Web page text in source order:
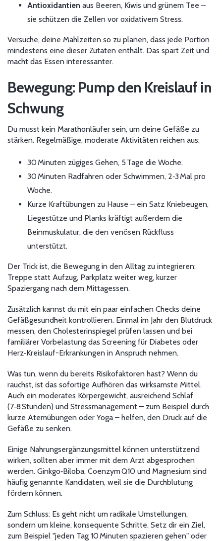
Antioxidantien aus Beeren, Kiwis und grünem Tee –
sie schützen die Zellen vor oxidativem Stress.
Versuche, deine Mahlzeiten so zu planen, dass jede Portion
mindestens eine dieser Zutaten enthält. Das spart Zeit und
macht das Essen interessanter.
Bewegung: Pump den Kreislauf in
Schwung
Du musst kein Marathonläufer sein, um deine Gefäße zu
stärken. Regelmäßige, moderate Aktivitäten reichen aus:
30 Minuten zügiges Gehen, 5 Tage die Woche.
30 Minuten Radfahren oder Schwimmen, 2‑3 Mal pro
Woche.
Kurze Kraftübungen zu Hause – ein Satz Kniebeugen,
Liegestütze und Planks kräftigt außerdem die
Beinmuskulatur, die den venösen Rückfluss
unterstützt.
Der Trick ist, die Bewegung in den Alltag zu integrieren:
Treppe statt Aufzug, Parkplatz weiter weg, kurzer
Spaziergang nach dem Mittagessen.
Zusätzlich kannst du mit ein paar einfachen Checks deine
Gefäßgesundheit kontrollieren. Einmal im Jahr den Blutdruck
messen, den Cholesterinspiegel prüfen lassen und bei
familiärer Vorbelastung das Screening für Diabetes oder
Herz‑Kreislauf-Erkrankungen in Anspruch nehmen.
Was tun, wenn du bereits Risikofaktoren hast? Wenn du
rauchst, ist das sofortige Aufhören das wirksamste Mittel.
Auch ein moderates Körpergewicht, ausreichend Schlaf
(7‑8 Stunden) und Stressmanagement – zum Beispiel durch
kurze Atemübungen oder Yoga – helfen, den Druck auf die
Gefäße zu senken.
Einige Nahrungsergänzungsmittel können unterstützend
wirken, sollten aber immer mit dem Arzt abgesprochen
werden. Ginkgo‑Biloba, Coenzym Q10 und Magnesium sind
häufig genannte Kandidaten, weil sie die Durchblutung
fördern können.
Zum Schluss: Es geht nicht um radikale Umstellungen,
sondern um kleine, konsequente Schritte. Setz dir ein Ziel,
zum Beispiel "jeden Tag 10 Minuten spazieren gehen" oder